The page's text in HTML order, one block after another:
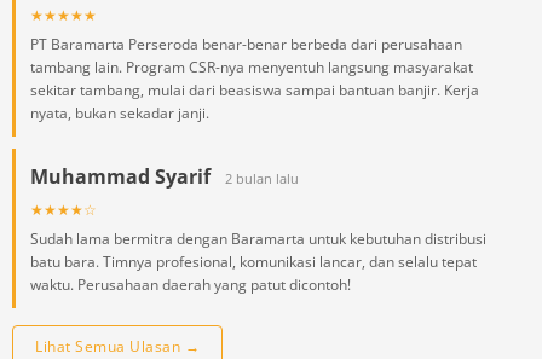
★★★★★
PT Baramarta Perseroda benar-benar berbeda dari perusahaan
tambang lain. Program CSR-nya menyentuh langsung masyarakat
sekitar tambang, mulai dari beasiswa sampai bantuan banjir. Kerja
nyata, bukan sekadar janji.
Muhammad Syarif 2 bulan lalu
★★★★☆
Sudah lama bermitra dengan Baramarta untuk kebutuhan distribusi
batu bara. Timnya profesional, komunikasi lancar, dan selalu tepat
waktu. Perusahaan daerah yang patut dicontoh!
Lihat Semua Ulasan →